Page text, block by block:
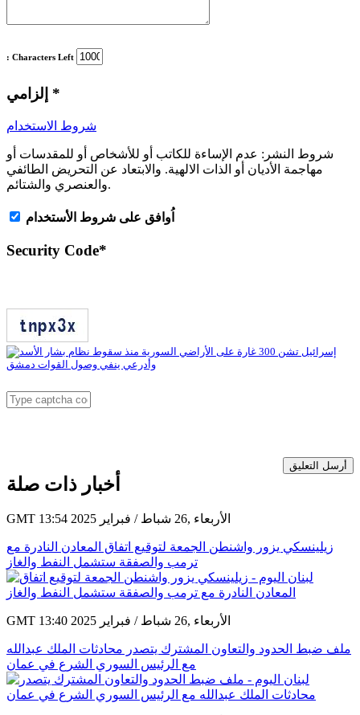
: Characters Left
*
شروط الاستخدام
شروط النشر: عدم الإساءة للكاتب أو للأشخاص أو للمقدسات أو
مهاجمة الأديان أو الذات الالهية. والابتعاد عن التحريض الطائفي
والعنصري والشتائم.
اُوافق على شروط الأستخدام
Security Code*
أرسل التعليق
أخبار ذات صلة
GMT 13:54 2025 الأربعاء ,26 شباط / فبراير
زيلينسكي يزور واشنطن الجمعة لتوقيع اتفاق المعادن النادرة مع
ترمب والصفقة ستشمل النفط والغاز
GMT 13:40 2025 الأربعاء ,26 شباط / فبراير
ملف ضبط الحدود والتعاون المشترك يتصدر محادثات الملك عبدالله
مع الرئيس السوري الشرع في عمان